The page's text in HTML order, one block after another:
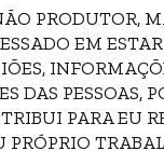
PRODUTOR,
EM
DAS PESSOAS,
PARA EU
PRÓPRIO